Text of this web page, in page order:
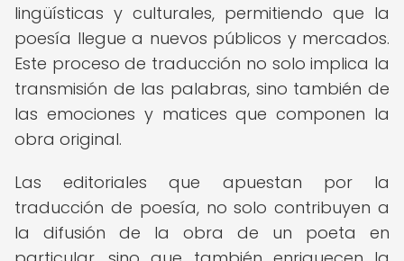
lingüísticas y culturales, permitiendo que la
poesía llegue a nuevos públicos y mercados.
Este proceso de traducción no solo implica la
transmisión de las palabras, sino también de
las emociones y matices que componen la
obra original.
Las editoriales que apuestan por la
traducción de poesía, no solo contribuyen a
la difusión de la obra de un poeta en